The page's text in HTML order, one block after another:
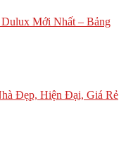
Mới Nhất – Bảng
Đẹp, Hiện Đại, Giá Rẻ